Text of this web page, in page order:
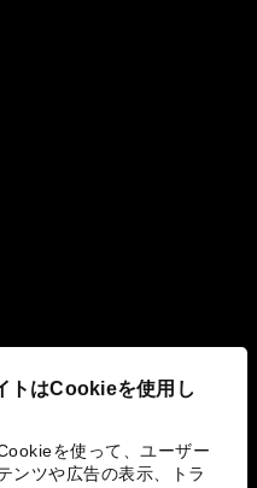
トはCookieを使用し
を使って、ユーザー
ンツや広告の表示、トラ